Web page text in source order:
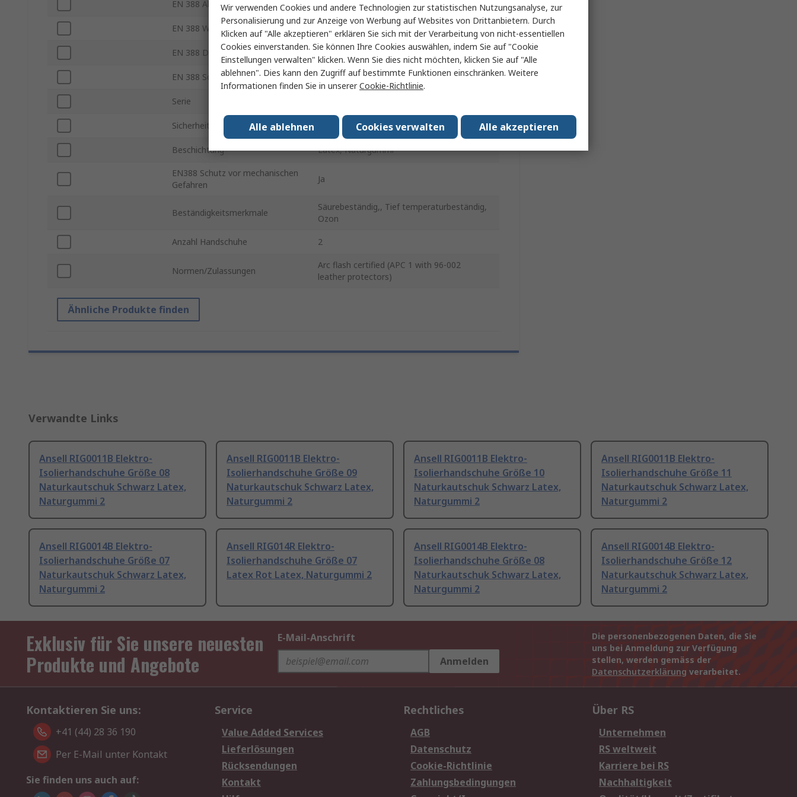
EN 388 Abriebfestigkeit Ja
EN 388 Weiterreißfestigkeit
EN 388 Durchstichfestigkeit Ja
EN 388 Schnittfestigkeit Ja
Serie
Sicherheitsnorm ASTM, CSA, IEC, NFPA, OSHA
Beschichtung Latex, Naturgummi
EN388 Schutz vor mechanischen
Gefahren
Ja
Beständigkeitsmerkmale
Säurebeständig,, Tief temperaturbeständig,
Ozon
Anzahl Handschuhe 2
Normen/Zulassungen
Arc flash certified (APC 1 with 96-002
leather protectors)
Ähnliche Produkte finden
Verwandte Links
Ansell RIG0011B Elektro-
Isolierhandschuhe Größe 08
Naturkautschuk Schwarz Latex,
Naturgummi 2
Ansell RIG0011B Elektro-
Isolierhandschuhe Größe 09
Naturkautschuk Schwarz Latex,
Naturgummi 2
Ansell RIG0011B Elektro-
Isolierhandschuhe Größe 10
Naturkautschuk Schwarz Latex,
Naturgummi 2
Ansell RIG0011B Elektro-
Isolierhandschuhe Größe 11
Naturkautschuk Schwarz Latex,
Naturgummi 2
Ansell RIG0014B Elektro-
Isolierhandschuhe Größe 07
Naturkautschuk Schwarz Latex,
Naturgummi 2
Ansell RIG014R Elektro-
Isolierhandschuhe Größe 07
Latex Rot Latex, Naturgummi 2
Ansell RIG0014B Elektro-
Isolierhandschuhe Größe 08
Naturkautschuk Schwarz Latex,
Naturgummi 2
Ansell RIG0014B Elektro-
Isolierhandschuhe Größe 12
Naturkautschuk Schwarz Latex,
Naturgummi 2
Exklusiv für Sie unsere neuesten
Produkte und Angebote
E-Mail-Anschrift
Anmelden
Die personenbezogenen Daten, die Sie
uns bei Anmeldung zur Verfügung
stellen, werden gemäss der
Datenschutzerklärung verarbeitet.
Kontaktieren Sie uns:
+41 (44) 28 36 190
Per E-Mail unter Kontakt
Sie finden uns auch auf:
Service
Value Added Services
Lieferlösungen
Rücksendungen
Kontakt
Rechtliches
AGB
Datenschutz
Cookie-Richtlinie
Zahlungsbedingungen
Über RS
Unternehmen
RS weltweit
Karriere bei RS
Nachhaltigkeit
Wir verwenden Cookies und andere Technologien zur statistischen Nutzungsanalyse, zur
Personalisierung und zur Anzeige von Werbung auf Websites von Drittanbietern. Durch
Klicken auf "Alle akzeptieren" erklären Sie sich mit der Verarbeitung von nicht-essentiellen
Cookies einverstanden. Sie können Ihre Cookies auswählen, indem Sie auf "Cookie
Einstellungen verwalten" klicken. Wenn Sie dies nicht möchten, klicken Sie auf "Alle
ablehnen". Dies kann den Zugriff auf bestimmte Funktionen einschränken. Weitere
Informationen finden Sie in unsererCookie-Richtlinie.
Alle akzeptieren
Cookies verwalten
Alle ablehnen